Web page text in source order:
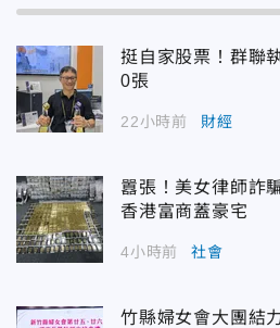
挺自家股票！群聯
0張
22小時前 財經
囂張！美女律師詐
香港富商蓋豪宅
4小時前 社會
竹縣婦女會大團結